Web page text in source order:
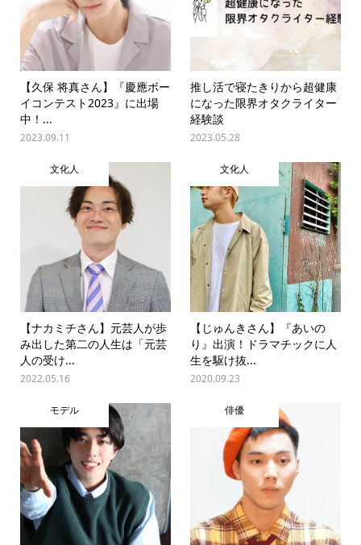
【久保 将真さん】『慶應ボー
イコンテスト2023』に出場
中！...
2023.09.11
推し活で寝たきりから超健康
になった限界オタクライター
経験談
2023.05.28
文化人
【ナカミチさん】元芸人が歩
み出した第二の人生は「元芸
人の受け...
2022.05.16
文化人
【じゅんきさん】『あいの
り』出演！ドラマチックに人
生を駆け抜...
2020.09.23
モデル 俳優